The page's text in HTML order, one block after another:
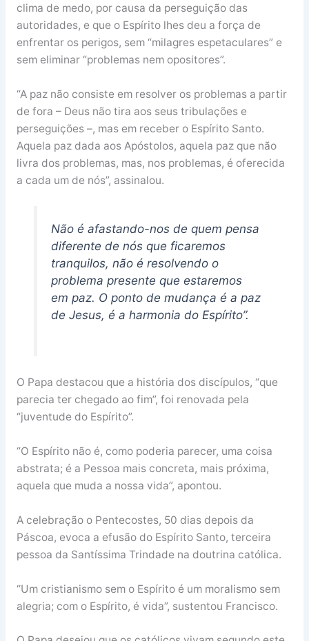
clima de medo, por causa da perseguição das
autoridades, e que o Espírito lhes deu a força de
enfrentar os perigos, sem “milagres espetaculares” e
sem eliminar “problemas nem opositores”.
“A paz não consiste em resolver os problemas a partir
de fora – Deus não tira aos seus tribulações e
perseguições –, mas em receber o Espírito Santo.
Aquela paz dada aos Apóstolos, aquela paz que não
livra dos problemas, mas, nos problemas, é oferecida
a cada um de nós”, assinalou.
Não é afastando-nos de quem pensa
diferente de nós que ficaremos
tranquilos, não é resolvendo o
problema presente que estaremos
em paz. O ponto de mudança é a paz
de Jesus, é a harmonia do Espírito”.
O Papa destacou que a história dos discípulos, “que
parecia ter chegado ao fim”, foi renovada pela
“juventude do Espírito”.
“O Espírito não é, como poderia parecer, uma coisa
abstrata; é a Pessoa mais concreta, mais próxima,
aquela que muda a nossa vida”, apontou.
A celebração o Pentecostes, 50 dias depois da
Páscoa, evoca a efusão do Espírito Santo, terceira
pessoa da Santíssima Trindade na doutrina católica.
“Um cristianismo sem o Espírito é um moralismo sem
alegria; com o Espírito, é vida”, sustentou Francisco.